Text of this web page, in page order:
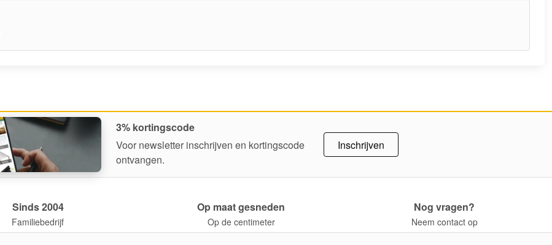
3% kortingscode
Voor newsletter inschrijven en kortingscode
ontvangen.
Inschrijven
Sinds 2004
Familiebedrijf
Op maat gesneden
Op de centimeter
Nog vragen?
Neem contact op